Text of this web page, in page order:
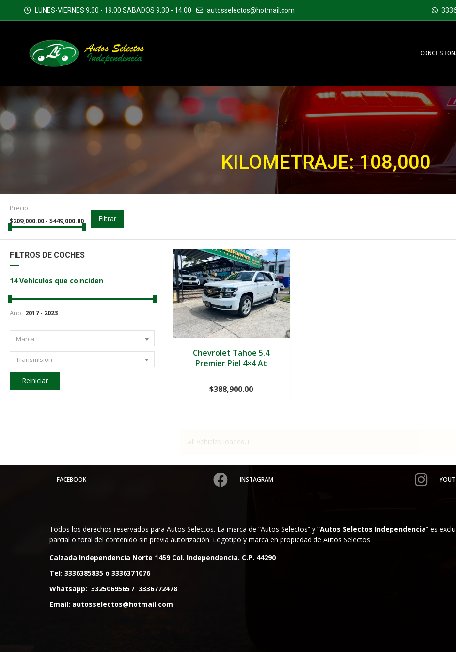
LUNES-VIERNES 9:30 - 19:00 SABADOS 9:30 - 14:00 autosselectos@hotmail.com
KILOMETRAJE: 108,000
Precio:
$209,000.00 - $449,000.00 Filtrar
FILTROS DE COCHES
14 Vehículos que coinciden
Año:
Marca
Transmisión
Reiniciar
Chevrolet Tahoe 5.4
Premier Piel 4×4 At
$388,900.00
All vehicles loaded..!
FACEBOOK INSTAGRAM
Todos los derechos reservados para Autos Selectos. La marca de “Autos Selectos” y “Autos Selectos Independencia” es
parcial o total del contenido sin previa autorización. Logotipo y marca en propiedad de Autos Selectos
Calzada Independencia Norte 1459 Col. Independencia. C.P. 44290
Tel: 3336385835 ó 3336371076
Whatsapp: 3325069565 / 3336772478
Email: autosselectos@hotmail.com